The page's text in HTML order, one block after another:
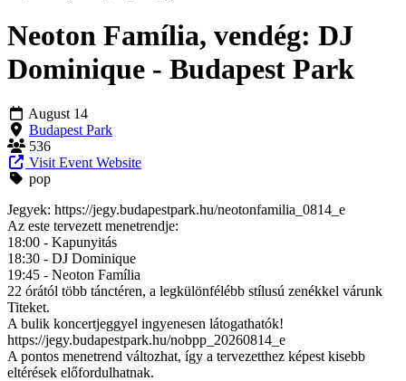
Neoton Família, vendég: DJ
Dominique - Budapest Park
August 14
Budapest Park
536
Visit Event Website
pop
Jegyek: https://jegy.budapestpark.hu/neotonfamilia_0814_e
Az este tervezett menetrendje:
18:00 - Kapunyitás
18:30 - DJ Dominique
19:45 - Neoton Família
22 órától több tánctéren, a legkülönfélébb stílusú zenékkel várunk
Titeket.
A bulik koncertjeggyel ingyenesen látogathatók!
https://jegy.budapestpark.hu/nobpp_20260814_e
A pontos menetrend változhat, így a tervezetthez képest kisebb
eltérések előfordulhatnak.